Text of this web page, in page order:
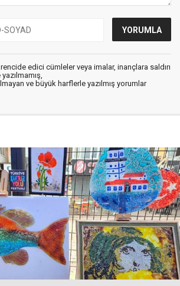
edici cümleler veya imalar, inançlara saldırı
ve büyük harflerle yazılmış yorumlar